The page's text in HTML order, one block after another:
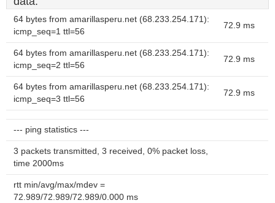
64 bytes from amarillasperu.net (68.233.254.171):
icmp_seq=1 ttl=56
72.9 ms
64 bytes from amarillasperu.net (68.233.254.171):
icmp_seq=2 ttl=56
72.9 ms
64 bytes from amarillasperu.net (68.233.254.171):
icmp_seq=3 ttl=56
72.9 ms
--- ping statistics ---
3 packets transmitted, 3 received, 0% packet loss,
time 2000ms
rtt min/avg/max/mdev =
72.989/72.989/72.989/0.000 ms